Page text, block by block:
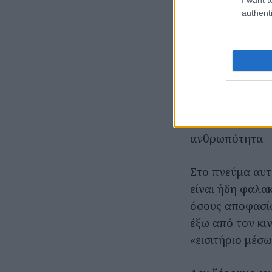
φαλακρός
το κεφάλι.
Η ιδέα του
διευθύντρια
ανθρωπότητα –
Στο πνεύμα
είναι ήδη
όσους
έξω από τον
«εισιτήριο